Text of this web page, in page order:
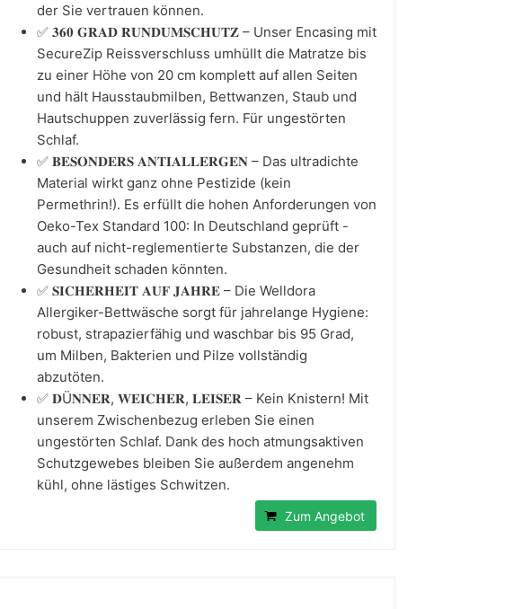
der Sie vertrauen können.
✅ 𝟑𝟔𝟎 𝐆𝐑𝐀𝐃 𝐑𝐔𝐍𝐃𝐔𝐌𝐒𝐂𝐇𝐔𝐓𝐙 – Unser Encasing mit
SecureZip Reissverschluss umhüllt die Matratze bis
zu einer Höhe von 20 cm komplett auf allen Seiten
und hält Hausstaubmilben, Bettwanzen, Staub und
Hautschuppen zuverlässig fern. Für ungestörten
Schlaf.
✅ 𝐁𝐄𝐒𝐎𝐍𝐃𝐄𝐑𝐒 𝐀𝐍𝐓𝐈𝐀𝐋𝐋𝐄𝐑𝐆𝐄𝐍 – Das ultradichte
Material wirkt ganz ohne Pestizide (kein
Permethrin!). Es erfüllt die hohen Anforderungen von
Oeko-Tex Standard 100: In Deutschland geprüft -
auch auf nicht-reglementierte Substanzen, die der
Gesundheit schaden könnten.
✅ 𝐒𝐈𝐂𝐇𝐄𝐑𝐇𝐄𝐈𝐓 𝐀𝐔𝐅 𝐉𝐀𝐇𝐑𝐄 – Die Welldora
Allergiker-Bettwäsche sorgt für jahrelange Hygiene:
robust, strapazierfähig und waschbar bis 95 Grad,
um Milben, Bakterien und Pilze vollständig
abzutöten.
✅ 𝐃Ü𝐍𝐍𝐄𝐑, 𝐖𝐄𝐈𝐂𝐇𝐄𝐑, 𝐋𝐄𝐈𝐒𝐄𝐑 – Kein Knistern! Mit
unserem Zwischenbezug erleben Sie einen
ungestörten Schlaf. Dank des hoch atmungsaktiven
Schutzgewebes bleiben Sie außerdem angenehm
kühl, ohne lästiges Schwitzen.
Zum Angebot